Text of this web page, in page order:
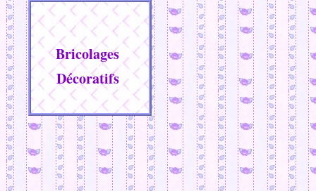
Bricolages
Décoratifs